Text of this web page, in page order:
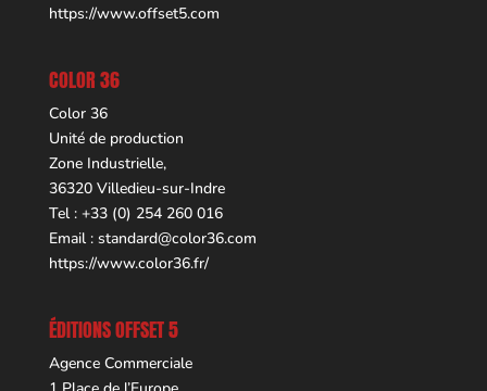
https://www.offset5.com
COLOR 36
Color 36
Unité de production
Zone Industrielle,
36320 Villedieu-sur-Indre
Tel : +33 (0) 254 260 016
Email : standard@color36.com
https://www.color36.fr/
ÉDITIONS OFFSET 5
Agence Commerciale